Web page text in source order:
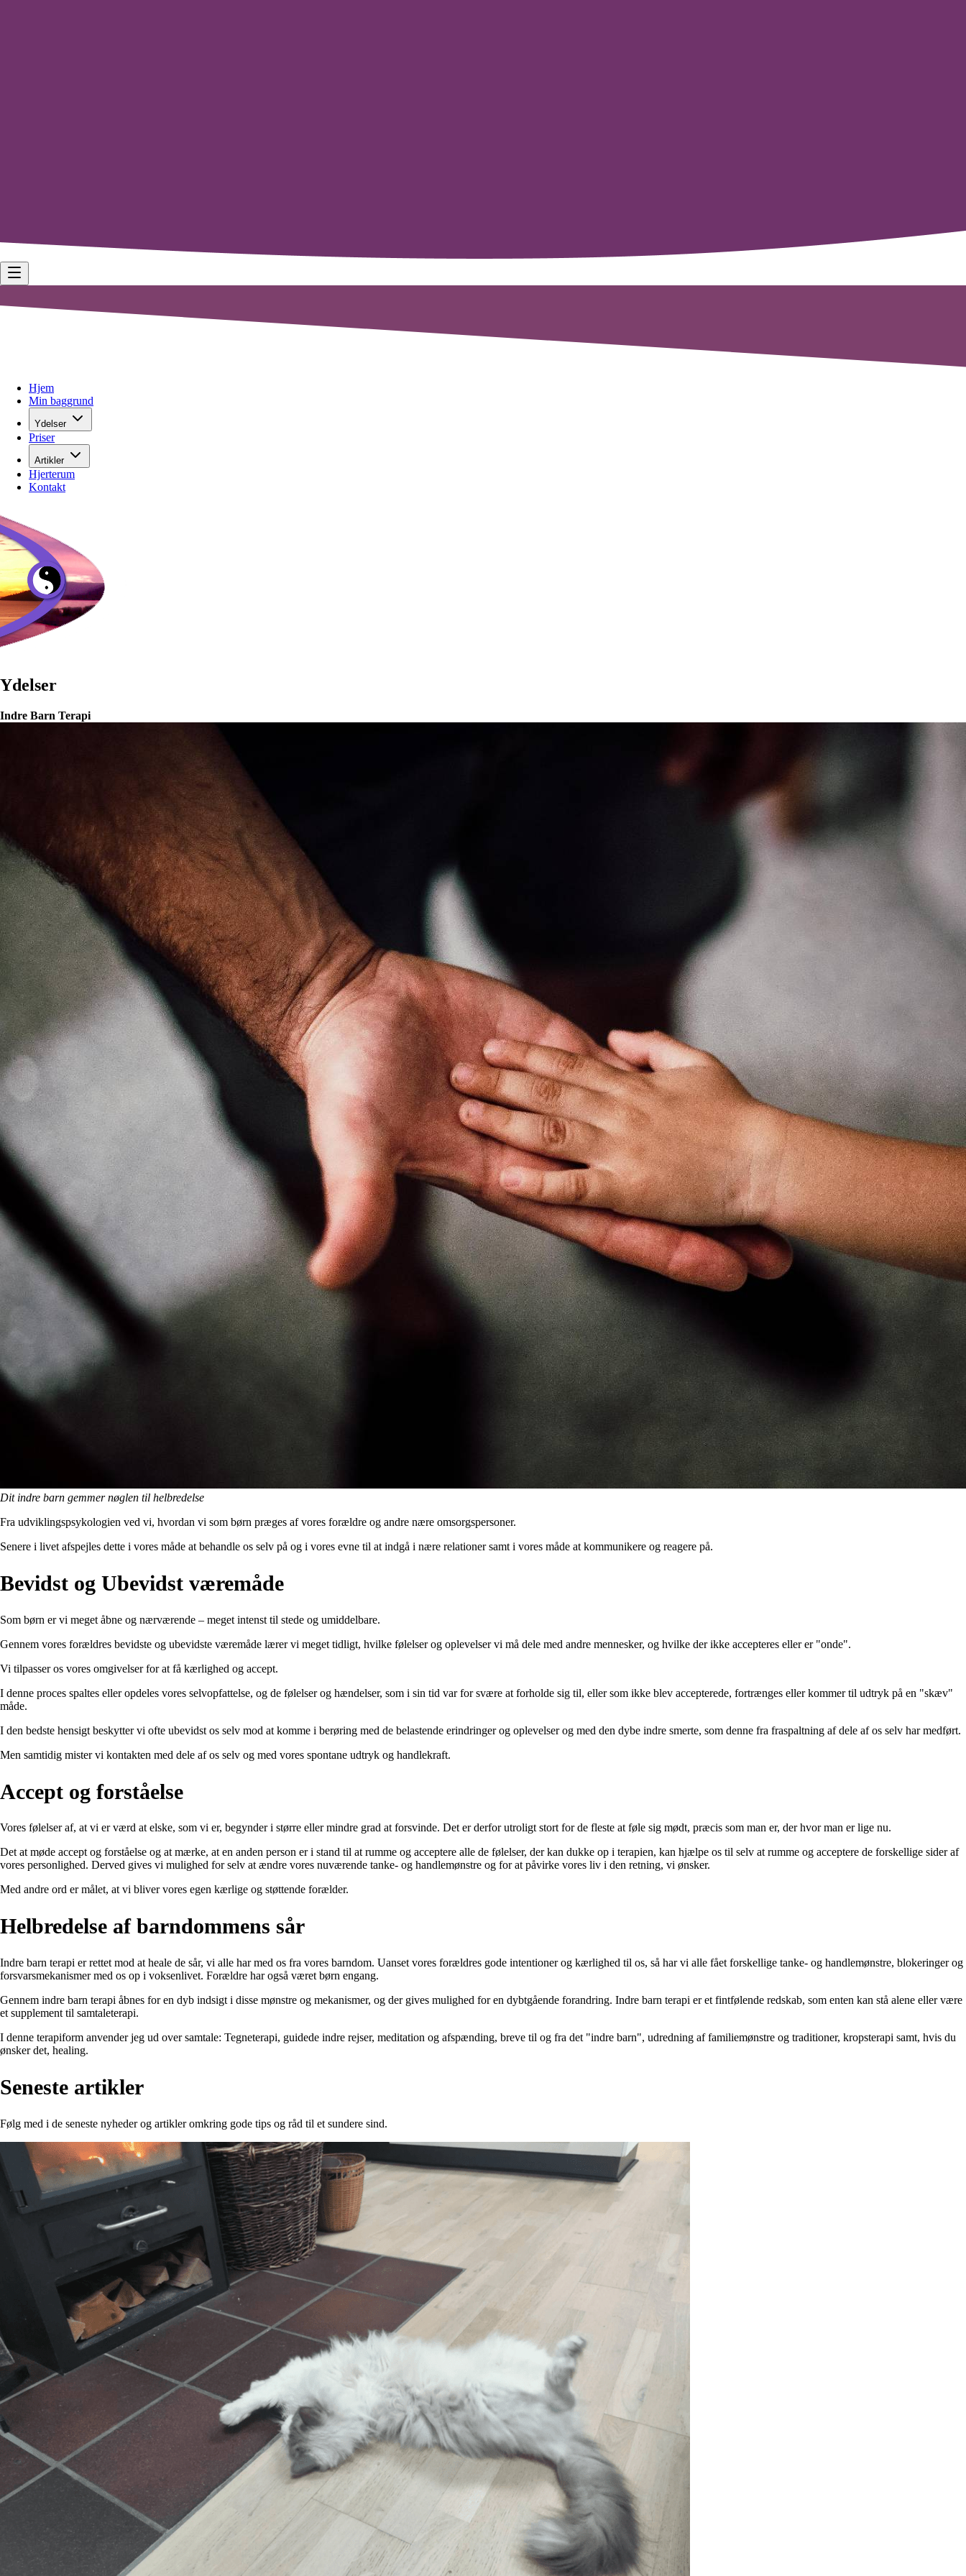
Hjem
Min baggrund
Ydelser
Priser
Artikler
Hjerterum
Kontakt
Ydelser
Indre Barn Terapi
Dit indre barn gemmer nøglen til helbredelse
Fra udviklingspsykologien ved vi, hvordan vi som børn præges af vores forældre og andre nære omsorgspersoner.
Senere i livet afspejles dette i vores måde at behandle os selv på og i vores evne til at indgå i nære relationer samt i vores måde at kommunikere og reagere på.
Bevidst og Ubevidst væremåde
Som børn er vi meget åbne og nærværende – meget intenst til stede og umiddelbare.
Gennem vores forældres bevidste og ubevidste væremåde lærer vi meget tidligt, hvilke følelser og oplevelser vi må dele med andre mennesker, og hvilke der ikke accepteres eller er "onde".
Vi tilpasser os vores omgivelser for at få kærlighed og accept.
I denne proces spaltes eller opdeles vores selvopfattelse, og de følelser og hændelser, som i sin tid var for svære at forholde sig til, eller som ikke blev accepterede, fortrænges eller kommer til udtryk på en "skæv"
måde.
I den bedste hensigt beskytter vi ofte ubevidst os selv mod at komme i berøring med de belastende erindringer og oplevelser og med den dybe indre smerte, som denne fra fraspaltning af dele af os selv har medført.
Men samtidig mister vi kontakten med dele af os selv og med vores spontane udtryk og handlekraft.
Accept og forståelse
Vores følelser af, at vi er værd at elske, som vi er, begynder i større eller mindre grad at forsvinde. Det er derfor utroligt stort for de fleste at føle sig mødt, præcis som man er, der hvor man er lige nu.
Det at møde accept og forståelse og at mærke, at en anden person er i stand til at rumme og acceptere alle de følelser, der kan dukke op i terapien, kan hjælpe os til selv at rumme og acceptere de forskellige sider af
vores personlighed. Derved gives vi mulighed for selv at ændre vores nuværende tanke- og handlemønstre og for at påvirke vores liv i den retning, vi ønsker.
Med andre ord er målet, at vi bliver vores egen kærlige og støttende forælder.
Helbredelse af barndommens sår
Indre barn terapi er rettet mod at heale de sår, vi alle har med os fra vores barndom. Uanset vores forældres gode intentioner og kærlighed til os, så har vi alle fået forskellige tanke- og handlemønstre, blokeringer og
forsvarsmekanismer med os op i voksenlivet. Forældre har også været børn engang.
Gennem indre barn terapi åbnes for en dyb indsigt i disse mønstre og mekanismer, og der gives mulighed for en dybtgående forandring. Indre barn terapi er et fintfølende redskab, som enten kan stå alene eller være
et supplement til samtaleterapi.
I denne terapiform anvender jeg ud over samtale: Tegneterapi, guidede indre rejser, meditation og afspænding, breve til og fra det "indre barn", udredning af familiemønstre og traditioner, kropsterapi samt, hvis du
ønsker det, healing.
Seneste artikler
Følg med i de seneste nyheder og artikler omkring gode tips og råd til et sundere sind.